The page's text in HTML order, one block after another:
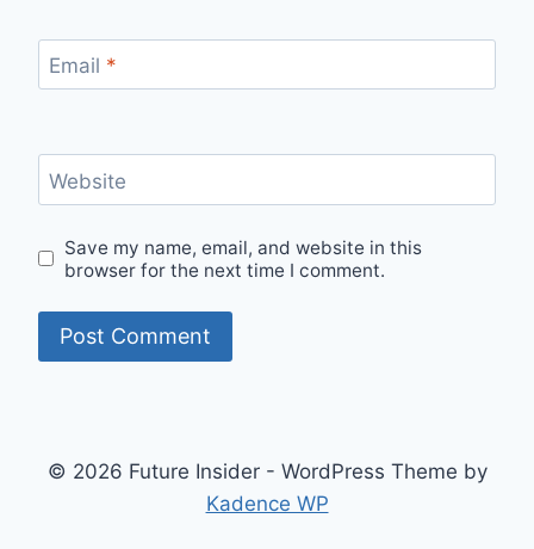
Email *
Website
Save my name, email, and website in this
browser for the next time I comment.
© 2026 Future Insider - WordPress Theme by
Kadence WP